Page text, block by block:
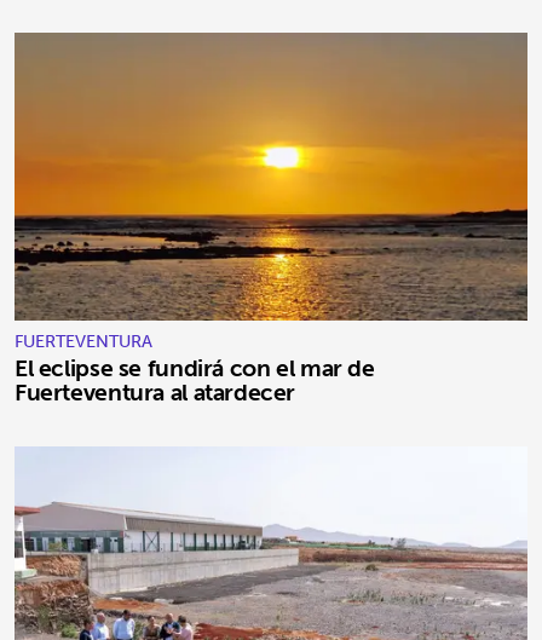
FUERTEVENTURA
El eclipse se fundirá con el mar de
Fuerteventura al atardecer